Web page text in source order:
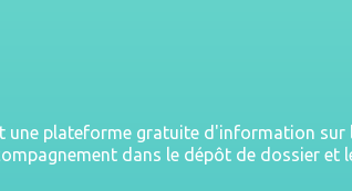
une plateforme gratuite d'information sur
dans le dépôt de dossier et